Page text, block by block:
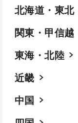
北海道・東北
関東・甲信越
東海・北陸
近畿
中国